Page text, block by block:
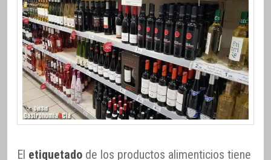
El etiquetado de los productos alimenticios tiene